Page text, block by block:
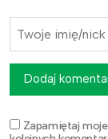
Zapamiętaj
Dodaj